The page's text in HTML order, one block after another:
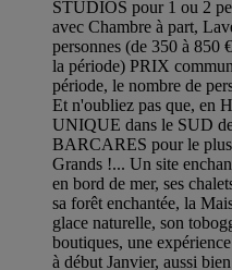
STUDIOS pour 1 ou 2
avec Chambre à part,
personnes (de 350 à 850
la période) PRIX
période, le nombre de
Et n'oubliez pas que, en
UNIQUE dans le SUD
BARCARES pour le plus
Grands !... Un site
en bord de mer, ses
sa forêt enchantée, la
glace naturelle, son
boutiques, une
à début Janvier, aussi